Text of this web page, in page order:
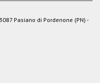
Pasiano di Pordenone (PN) -